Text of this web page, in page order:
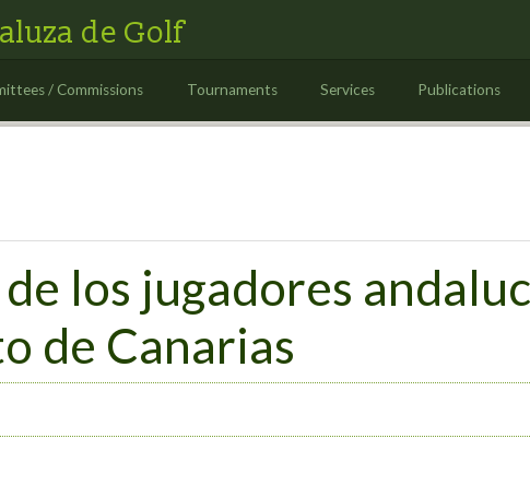
de Golf
/ Commissions Tournaments Services Publications
los jugadores
de Canarias